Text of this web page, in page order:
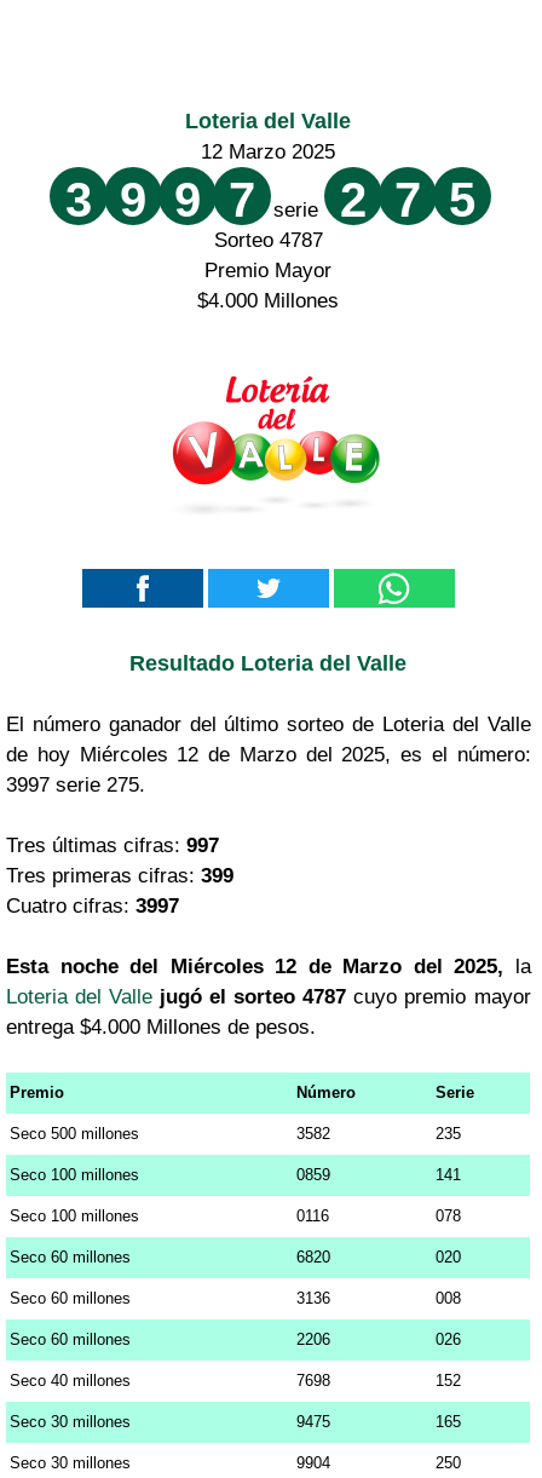
Loteria del Valle
12 Marzo 2025
3 9 9 7 serie 2 7 5
Sorteo 4787
Premio Mayor
$4.000 Millones
Resultado Loteria del Valle
El número ganador del último sorteo de Loteria del Valle
de hoy Miércoles 12 de Marzo del 2025, es el número:
3997 serie 275.
Tres últimas cifras: 997
Tres primeras cifras: 399
Cuatro cifras: 3997
Esta noche del Miércoles 12 de Marzo del 2025, la
Loteria del Valle jugó el sorteo 4787 cuyo premio mayor
entrega $4.000 Millones de pesos.
Premio Número Serie
Seco 500 millones 3582 235
Seco 100 millones 0859 141
Seco 100 millones 0116 078
Seco 60 millones 6820 020
Seco 60 millones 3136 008
Seco 60 millones 2206 026
Seco 40 millones 7698 152
Seco 30 millones 9475 165
Seco 30 millones 9904 250